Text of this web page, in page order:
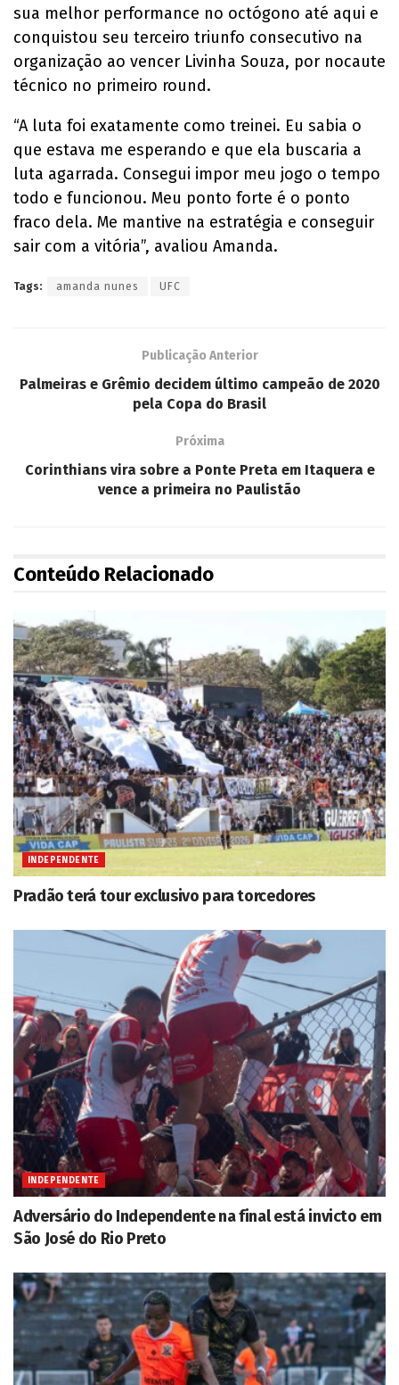
sua melhor performance no octógono até aqui e
conquistou seu terceiro triunfo consecutivo na
organização ao vencer Livinha Souza, por nocaute
técnico no primeiro round.
“A luta foi exatamente como treinei. Eu sabia o
que estava me esperando e que ela buscaria a
luta agarrada. Consegui impor meu jogo o tempo
todo e funcionou. Meu ponto forte é o ponto
fraco dela. Me mantive na estratégia e conseguir
sair com a vitória”, avaliou Amanda.
Tags: amanda nunes UFC
Publicação Anterior
Palmeiras e Grêmio decidem último campeão de 2020
pela Copa do Brasil
Próxima
Corinthians vira sobre a Ponte Preta em Itaquera e
vence a primeira no Paulistão
Conteúdo Relacionado
INDEPENDENTE
Pradão terá tour exclusivo para torcedores
INDEPENDENTE
Adversário do Independente na final está invicto em
São José do Rio Preto